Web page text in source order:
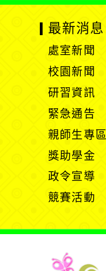
最新消息
處室新聞
校園新聞
研習資訊
緊急通告
親師生專區
獎助學金
政令宣導
競賽活動